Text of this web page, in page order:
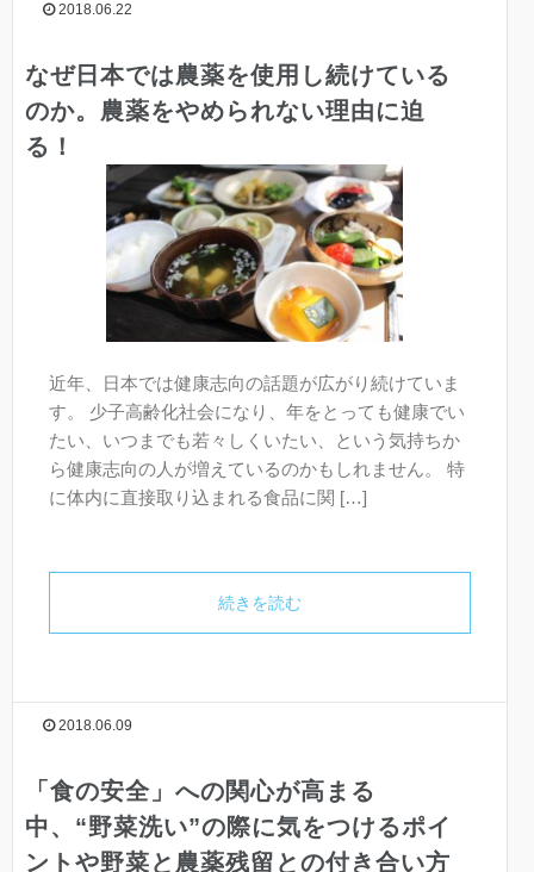
2018.06.22
なぜ日本では農薬を使用し続けている
のか。農薬をやめられない理由に迫
る！
近年、日本では健康志向の話題が広がり続けていま
す。 少子高齢化社会になり、年をとっても健康でい
たい、いつまでも若々しくいたい、という気持ちか
ら健康志向の人が増えているのかもしれません。 特
に体内に直接取り込まれる食品に関 […]
続きを読む
2018.06.09
「食の安全」への関心が高まる
中、“野菜洗い”の際に気をつけるポイ
ントや野菜と農薬残留との付き合い方